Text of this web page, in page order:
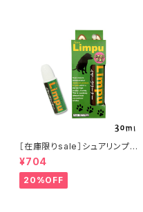
［在庫限りsale］シュアリンプウ
イヤークリーナー 30ml
¥704
20%OFF